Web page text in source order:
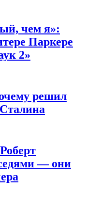
чем я»:
Паркере
2»
решил
— они